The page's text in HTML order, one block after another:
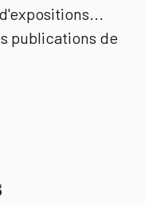
publications de